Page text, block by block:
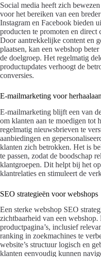
Social media heeft zich
voor het bereiken van een
Instagram en Facebook bieden
producten te promoten en direct
Door aantrekkelijke content en
plaatsen, kan een webshop
de doelgroep. Het regelmatig
productupdates verhoogt de
conversies.
E-mailmarketing voor
E-mailmarketing blijft een van
om klanten aan te moedigen tot
regelmatig nieuwsbrieven te
aanbiedingen en
klanten zich betrokken. Het is
te passen, zodat de boodschap
klantgroepen. Dit helpt bij het
klantrelaties en stimuleert de
SEO strategieën voor webshops
Een sterke webshop SEO
zichtbaarheid van een
productpagina’s, inclusief
ranking in zoekmachines te
website’s structuur logisch en
klanten eenvoudig kunnen